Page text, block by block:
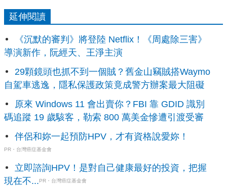
延伸閱讀
《沉默的審判》將登陸 Netflix！《周處除三害》
導演新作，阮經天、王淨主演
29顆鏡頭也抓不到一個賊？舊金山竊賊搭Waymo
自駕車逃逸，隱私保護政策竟成警方辦案最大阻礙
原來 Windows 11 會出賣你？FBI 靠 GDID 識別
碼追蹤 19 歲駭客，勒索 800 萬美金慘遭引渡受審
伴侶和妳一起預防HPV，才有資格說愛妳！
PR・台灣癌症基金會
立即諮詢HPV！是對自己健康最好的投資，把握
現在不... PR・台灣癌症基金會